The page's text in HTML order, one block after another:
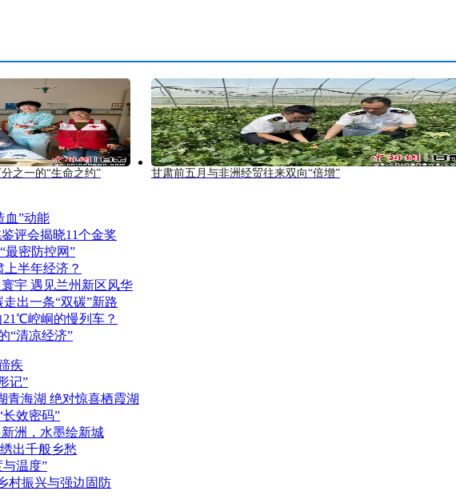
之一的“生命之约” 甘肃前五月与非洲经贸往来双向“倍增”
血”动能
评会揭晓11个金奖
最密防控网”
半年经济？
宇 遇见兰州新区风华
出一条“双碳”新路
崆峒的慢列车？
“清凉经济”
疾
记”
青海湖 绝对惊喜栖霞湖
效密码”
洲，水墨绘新城
出千般乡愁
温度”
村振兴与强边固防